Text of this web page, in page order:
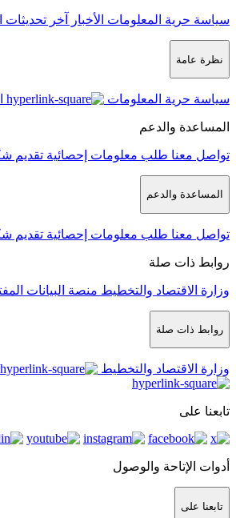
سياسة حرية المعلومات الأخبار آخر تحديثات
نظرة عامة
سياسة حرية المعلومات
المساعدة والدعم
تواصل معنا طلب معلومات إحصائية تقديم
المساعدة والدعم
تواصل معنا طلب معلومات إحصائية تقديم
روابط ذات صلة
وزارة الاقتصاد والتخطيط منصة البيانات
روابط ذات صلة
وزارة الاقتصاد والتخطيط
تابعنا على
أدوات الإتاحة والوصول
تابعنا على